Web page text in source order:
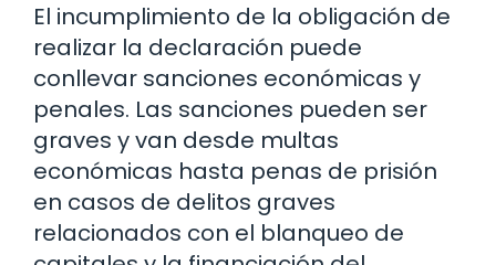
El incumplimiento de la obligación de
realizar la declaración puede
conllevar sanciones económicas y
penales. Las sanciones pueden ser
graves y van desde multas
económicas hasta penas de prisión
en casos de delitos graves
relacionados con el blanqueo de